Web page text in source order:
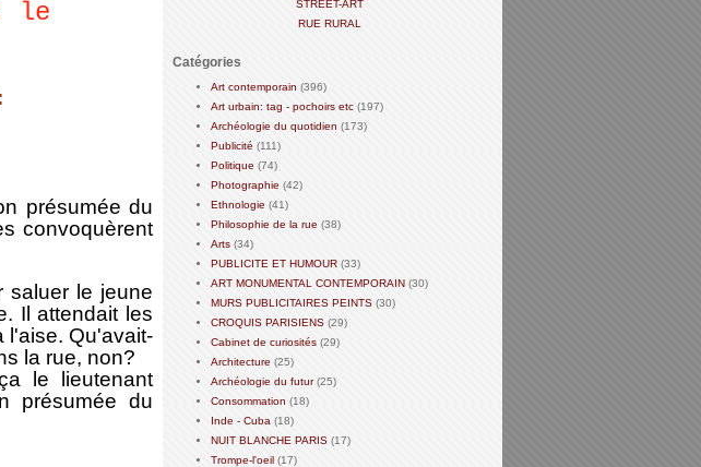
le
présumée du
convoquèrent
le jeune
Il attendait les
l'aise. Qu'avait-
la rue, non?
le lieutenant
présumée du
STREET-ART
RUE RURAL
Catégories
Art contemporain (396)
Art urbain: tag - pochoirs etc (197)
Archéologie du quotidien (173)
Publicité (111)
Politique (74)
Photographie (42)
Ethnologie (41)
Philosophie de la rue (38)
Arts (34)
PUBLICITE ET HUMOUR (33)
ART MONUMENTAL CONTEMPORAIN (30)
MURS PUBLICITAIRES PEINTS (30)
CROQUIS PARISIENS (29)
Cabinet de curiosités (29)
Architecture (25)
Archéologie du futur(25)
Consommation (18)
Inde - Cuba (18)
NUIT BLANCHE PARIS (17)
Trompe-l'oeil (17)